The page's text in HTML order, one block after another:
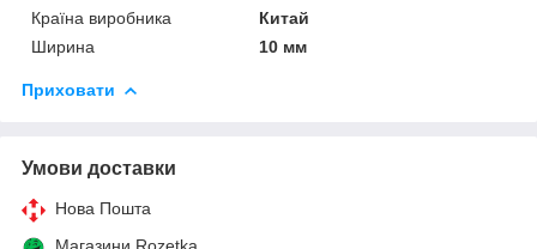
Країна виробника
Китай
Ширина
10 мм
Приховати
Умови доставки
Нова Пошта
Магазини Rozetka